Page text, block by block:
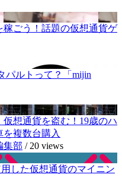
ごう！話題の仮想通貨ゲ
パルトって？「mijin
想通貨を盗む！19歳のハ
を複数台購入
集部 / 20 views
した仮想通貨のマイニン